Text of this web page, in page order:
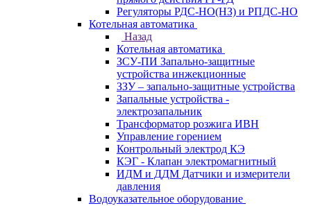
Регуляторы РДС-НО(НЗ) и РПДС-НО
Котельная автоматика
Назад
Котельная автоматика
ЗСУ-ПИ Запально-защитные
устройства инжекционные
ЗЗУ – запально-защитные устройства
Запальные устройства -
электрозапальник
Трансформатор розжига ИВН
Управление горением
Контрольный электрод КЭ
КЭГ - Клапан электромагнитный
ИДМ и ДДМ Датчики и измерители
давления
Водоуказательное оборудование